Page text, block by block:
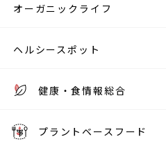
オーガニックライフ
ヘルシースポット
健康・食情報総合
プラントベースフード